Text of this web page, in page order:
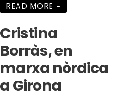
READ MORE →
Cristina
Borràs, en
marxa nòrdica
a Girona